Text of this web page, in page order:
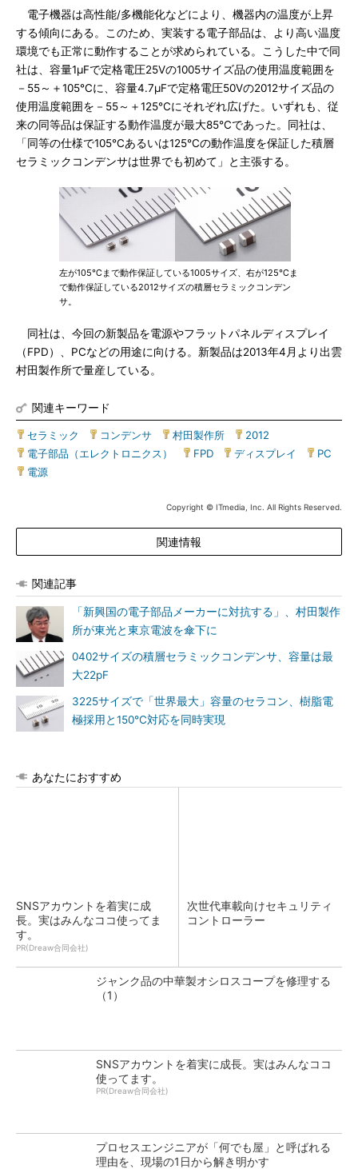
電子機器は高性能/多機能化などにより、機器内の温度が上昇
する傾向にある。このため、実装する電子部品は、より高い温度
環境でも正常に動作することが求められている。こうした中で同
社は、容量1μFで定格電圧25Vの1005サイズ品の使用温度範囲を
－55～＋105℃に、容量4.7μFで定格電圧50Vの2012サイズ品の
使用温度範囲を－55～＋125℃にそれぞれ広げた。いずれも、従
来の同等品は保証する動作温度が最大85℃であった。同社は、
「同等の仕様で105℃あるいは125℃の動作温度を保証した積層
セラミックコンデンサは世界でも初めて」と主張する。
左が105℃まで動作保証している1005サイズ、右が125℃ま
で動作保証している2012サイズの積層セラミックコンデン
サ。
同社は、今回の新製品を電源やフラットパネルディスプレイ
（FPD）、PCなどの用途に向ける。新製品は2013年4月より出雲
村田製作所で量産している。
関連キーワード
セラミック コンデンサ 村田製作所 2012
電子部品（エレクトロニクス）
FPD ディスプレイ PC
電源
Copyright © ITmedia, Inc. All Rights Reserved.
関連情報
関連記事
「新興国の電子部品メーカーに対抗する」、村田製作
所が東光と東京電波を傘下に
0402サイズの積層セラミックコンデンサ、容量は最
大22pF
3225サイズで「世界最大」容量のセラコン、樹脂電
極採用と150℃対応を同時実現
あなたにおすすめ
SNSアカウントを着実に成
長。実はみんなココ使ってま
す。
PR(Dreaw合同会社)
次世代車載向けセキュリティ
コントローラー
ジャンク品の中華製オシロスコープを修理する
（1）
SNSアカウントを着実に成長。実はみんなココ
使ってます。
PR(Dreaw合同会社)
プロセスエンジニアが「何でも屋」と呼ばれる
理由を、現場の1日から解き明かす